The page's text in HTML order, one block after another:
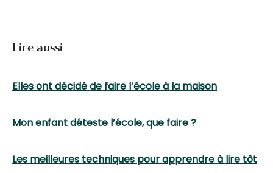
Lire aussi
Elles ont décidé de faire l’école à la maison
Mon enfant déteste l’école, que faire ?
Les meilleures techniques pour apprendre à lire tôt